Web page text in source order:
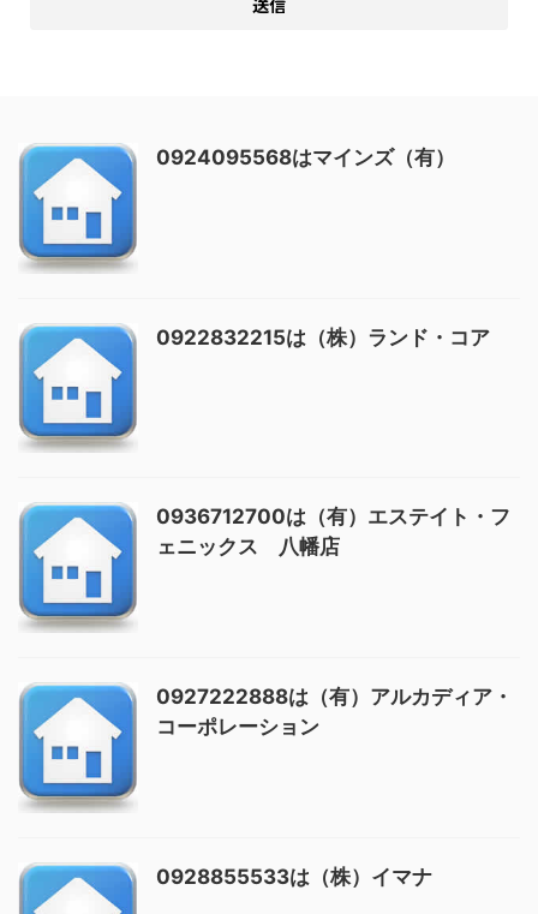
0924095568はマインズ（有）
0922832215は（株）ランド・コア
0936712700は（有）エステイト・フ
ェニックス 八幡店
0927222888は（有）アルカディア・
コーポレーション
0928855533は（株）イマナ